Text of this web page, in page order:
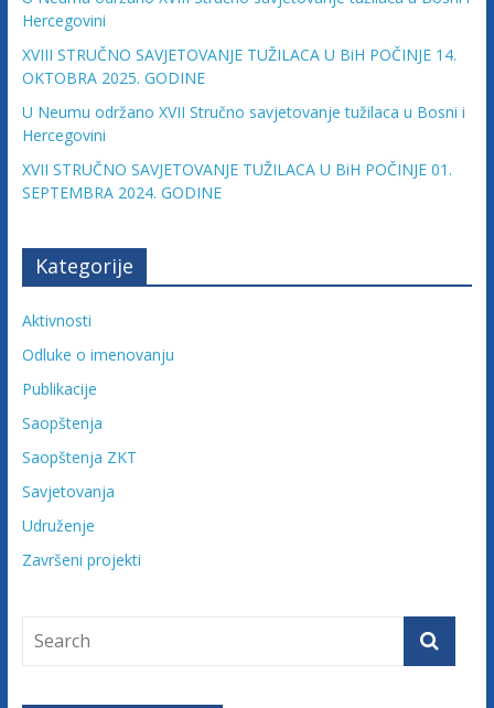
v
i
n
e
Hercegovini
XVIII STRUČNO SAVJETOVANJE TUŽILACA U BiH POČINJE 14.
OKTOBRA 2025. GODINE
U Neumu održano XVII Stručno savjetovanje tužilaca u Bosni i
Hercegovini
XVII STRUČNO SAVJETOVANJE TUŽILACA U BiH POČINJE 01.
SEPTEMBRA 2024. GODINE
Kategorije
Aktivnosti
Odluke o imenovanju
Publikacije
Saopštenja
Saopštenja ZKT
Savjetovanja
Udruženje
Završeni projekti